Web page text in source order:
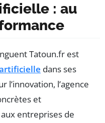
: au
Tatoun.fr est
dans ses
l’innovation, l’agence
et
entreprises de